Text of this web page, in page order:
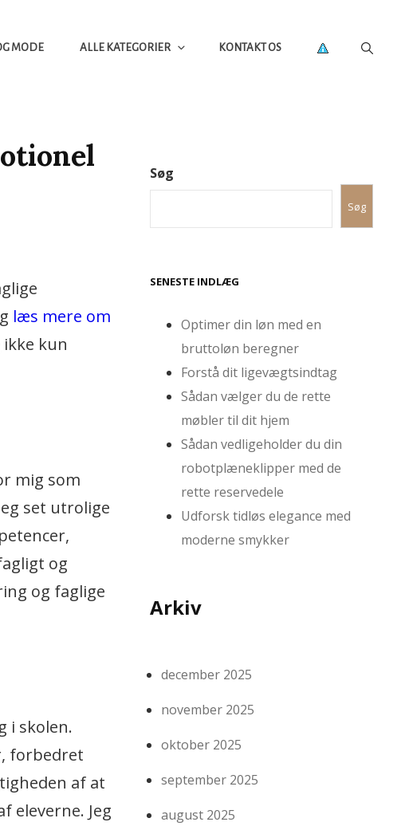
MODE ALLE KATEGORIER KONTAKT OS
læs mere om
kun
mig som
set utrolige
og
og faglige
i skolen.
forbedret
af at
eleverne. Jeg
Søg
Søg
SENESTE INDLÆG
Optimer din løn med en
bruttoløn beregner
Forstå dit ligevægtsindtag
Sådan vælger du de rette
møbler til dit hjem
Sådan vedligeholder du din
robotplæneklipper med de
rette reservedele
Udforsk tidløs elegance med
moderne smykker
Arkiv
december 2025
november 2025
oktober 2025
september 2025
august 2025